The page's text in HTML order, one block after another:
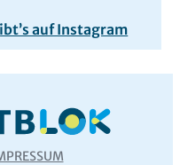
auf Instagram